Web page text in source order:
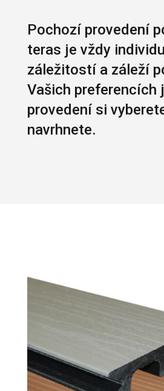
Pochozí provedení
teras je vždy
záležitostí a záleží
Vašich preferencích
provedení si
navrhnete.